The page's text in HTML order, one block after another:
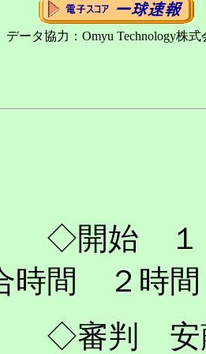
データ協力：Omyu Technology株式
◇開始 １
時間 ２時間
◇審判 安藤